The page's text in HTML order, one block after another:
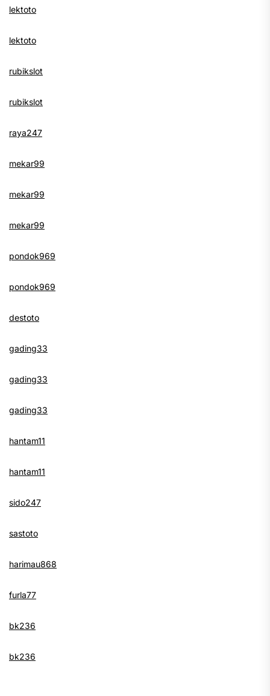
lektoto
lektoto
rubikslot
rubikslot
raya247
mekar99
mekar99
mekar99
pondok969
pondok969
destoto
gading33
gading33
gading33
hantam11
hantam11
sido247
sastoto
harimau868
furla77
bk236
bk236